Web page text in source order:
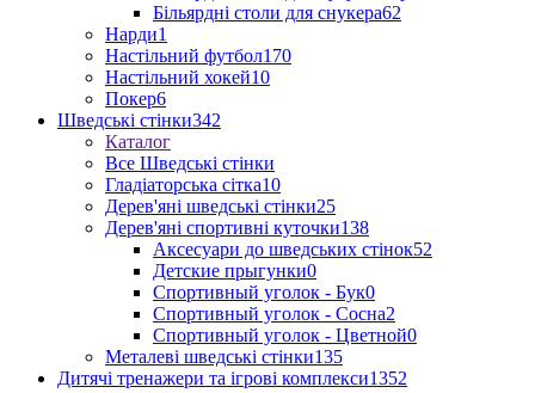
Більярдні столи для снукера62
Нарди1
Настільний футбол170
Настільний хокей10
Покер6
Шведські стінки342
Каталог
Все Шведські стінки
Гладіаторська сітка10
Дерев'яні шведські стінки25
Дерев'яні спортивні куточки138
Аксесуари до шведських стінок52
Детские прыгунки0
Спортивный уголок - Бук0
Спортивный уголок - Сосна2
Спортивный уголок - Цветной0
Металеві шведські стінки135
Дитячі тренажери та ігрові комплекси1352